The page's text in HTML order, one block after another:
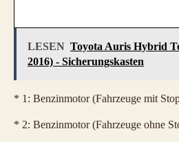
LESEN Toyota Auris Hybrid
2016) - Sicherungskasten
* 1: Benzinmotor (Fahrzeuge mit
* 2: Benzinmotor (Fahrzeuge ohne